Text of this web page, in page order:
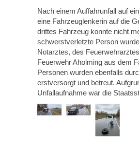
Nach einem Auffahrunfall auf
eine Fahrzeuglenkerin auf die
drittes Fahrzeug konnte nicht
schwerstverletzte Person
Notarztes, des
Feuerwehr Aholming aus dem
Personen wurden ebenfalls
erstversorgt und betreut.
Unfallaufnahme war die